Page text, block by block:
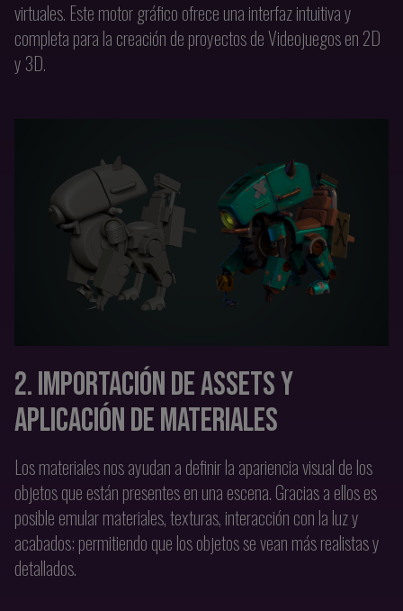
virtuales. Este motor gráfico ofrece una interfaz intuitiva y
completa para la creación de proyectos de Videojuegos en 2D
y 3D.
2. IMPORTACIÓN DE ASSETS Y
APLICACIÓN DE MATERIALES
Los materiales nos ayudan a definir la apariencia visual de los
objetos que están presentes en una escena. Gracias a ellos es
posible emular materiales, texturas, interacción con la luz y
acabados; permitiendo que los objetos se vean más realistas y
detallados.